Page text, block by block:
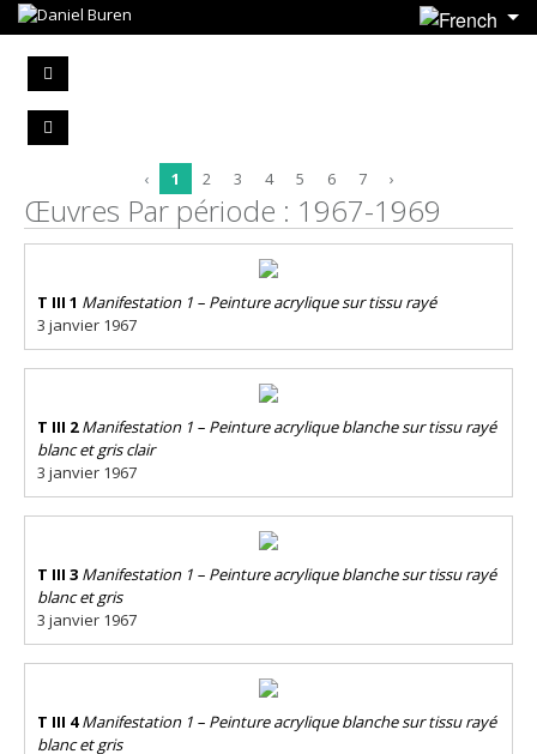
‹ 1 2 3 4 5 6 7 ›
Œuvres Par période : 1967-1969
T III 1 Manifestation 1 – Peinture acrylique sur tissu rayé
3 janvier 1967
T III 2 Manifestation 1 – Peinture acrylique blanche sur tissu rayé
blanc et gris clair
3 janvier 1967
T III 3 Manifestation 1 – Peinture acrylique blanche sur tissu rayé
blanc et gris
3 janvier 1967
T III 4 Manifestation 1 – Peinture acrylique blanche sur tissu rayé
blanc et gris